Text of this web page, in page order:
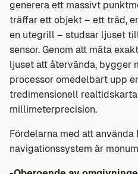
generera ett massivt
träffar ett objekt – ett träd,
en utegrill – studsar ljuset
sensor. Genom att mäta
ljuset att återvända, bygger
processor omedelbart upp
tredimensionell
millimeterprecision.
Fördelarna med att använda
navigationssystem är